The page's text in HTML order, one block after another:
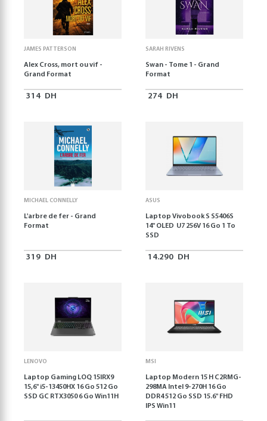
JAMES PATTERSON
Alex Cross, mort ou vif -
Grand Format
314 DH
SARAH RIVENS
Swan - Tome 1 - Grand
Format
274 DH
MICHAEL CONNELLY
L'arbre de fer - Grand
Format
319 DH
ASUS
Laptop Vivobook S S5406S
14" OLED U7 256V 16 Go 1 To
SSD
14.290 DH
LENOVO
Laptop Gaming LOQ 15IRX9
15,6'' i5-13450HX 16 Go 512 Go
SSD GC RTX3050 6 Go Win11H
MSI
Laptop Modern 15 H C2RMG-
298MA Intel 9-270H 16 Go
DDR4 512 Go SSD 15.6" FHD
IPS Win11